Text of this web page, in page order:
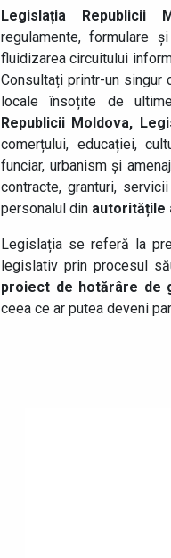
Legislația Republicii
regulamente, formulare
fluidizarea circuitului
Consultați printr-un
locale însoțite de
Republicii Moldova,
comerțului, educației,
funciar, urbanism și
contracte, granturi,
personalul din autoritățile
Legislația se referă la
legislativ prin procesul
proiect de hotărâre de
ceea ce ar putea deveni